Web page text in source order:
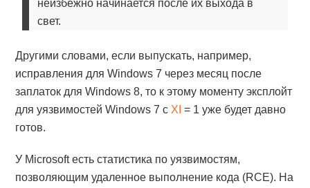
неизбежно начинается после их выхода в
свет.
Другими словами, если выпускать, например,
исправления для Windows 7 через месяц после
заплаток для Windows 8, то к этому моменту эксплойт
для уязвимостей Windows 7 с XI = 1 уже будет давно
готов.
У Microsoft есть статистика по уязвимостям,
позволяющим удаленное выполнение кода (RCE). На